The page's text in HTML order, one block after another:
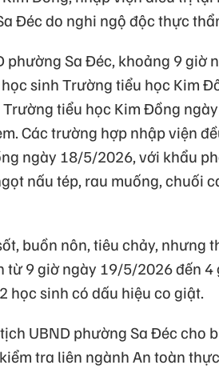
Đéc do nghi ngộ độc thực
phường Sa Đéc, khoảng 9 giờ
sinh Trường tiểu học Kim
tiểu học Kim Đồng
Các trường hợp nhập viện
ngày 18/5/2026, với khẩu
nấu tép, rau muống, chuối
buồn nôn, tiêu chảy, nhưng
9 giờ ngày 19/5/2026 đến 4
học sinh có dấu hiệu co giật.
UBND phường Sa Đéc cho
tra liên ngành An toàn